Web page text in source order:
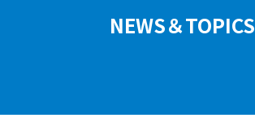
NEWS＆TOPICS